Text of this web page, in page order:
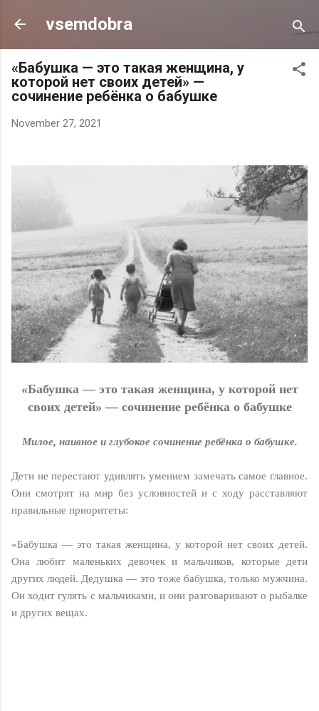
Skip to main content
vsemdobra
«Бабушка — это такая женщина, у
которой нет своих детей» —
cочинение ребёнка о бабушке
November 27, 2021
«Бабушка — это такая женщина, у которой нет
своих детей» — cочинение ребёнка о бабушке
Милое, наивное и глубокое сочинение ребёнка о бабушке.
Дети не перестают удивлять умением замечать самое главное.
Они смотрят на мир без условностей и с ходу расставляют
правильные приоритеты:
«Бабушка — это такая женщина, у которой нет своих детей.
Она любит маленьких девочек и мальчиков, которые дети
других людей. Дедушка — это тоже бабушка, только мужчина.
Он ходит гулять с мальчиками, и они разговаривают о рыбалке
и других вещах.